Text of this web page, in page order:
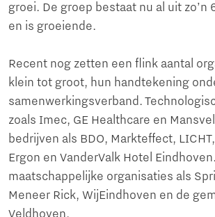
groei. De groep bestaat nu al uit zo’n
en is groeiende.
Recent nog zetten een flink aantal
klein tot groot, hun handtekening
samenwerkingsverband.
zoals Imec, GE Healthcare en
bedrijven als BDO, Markteffect,
Ergon en VanderValk Hotel
maatschappelijke organisaties als
Meneer Rick, WijEindhoven en de